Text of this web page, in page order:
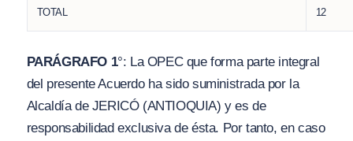
TOTAL 12
PARÁGRAFO 1°: La OPEC que forma parte integral
del presente Acuerdo ha sido suministrada por la
Alcaldía de JERICÓ (ANTIOQUIA)y es de
responsabilidad exclusiva de ésta. Por tanto, en caso